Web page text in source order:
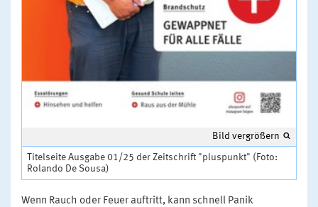
Bild vergrößern
Titelseite Ausgabe 01/25 der Zeitschrift "pluspunkt" (Foto:
Rolando De Sousa)
Wenn Rauch oder Feuer auftritt, kann schnell Panik